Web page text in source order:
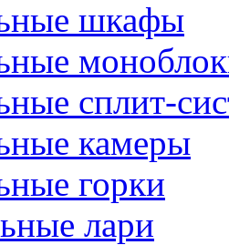
шкафы
сплит-
камеры
горки
лари